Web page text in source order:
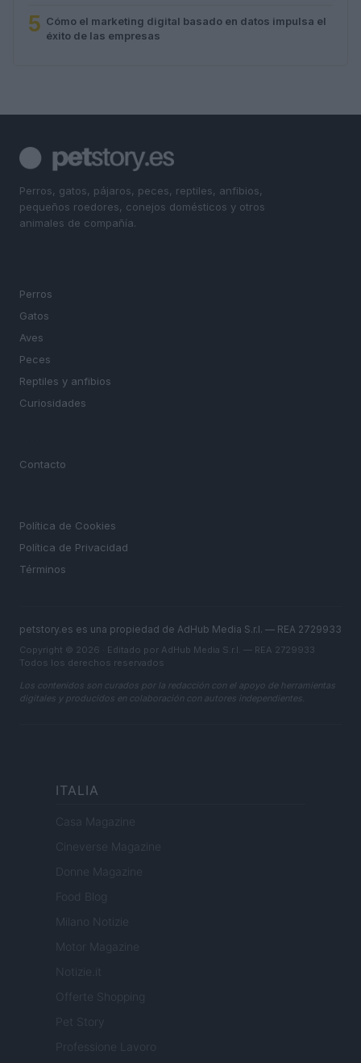
5 Cómo el marketing digital basado en datos impulsa el
éxito de las empresas
Perros, gatos, pájaros, peces, reptiles, anfibios,
pequeños roedores, conejos domésticos y otros
animales de compañía.
Perros
Gatos
Aves
Peces
Reptiles y anfibios
Curiosidades
Contacto
Política de Cookies
Política de Privacidad
Términos
petstory.es es una propiedad de AdHub Media S.r.l. — REA 2729933
Copyright © 2026 · Editado por AdHub Media S.r.l. — REA 2729933
Todos los derechos reservados
Los contenidos son curados por la redacción con el apoyo de herramientas
digitales y producidos en colaboración con autores independientes.
ITALIA
Casa Magazine
Cineverse Magazine
Donne Magazine
Food Blog
Milano Notizie
Motor Magazine
Notizie.it
Offerte Shopping
Professione Lavoro